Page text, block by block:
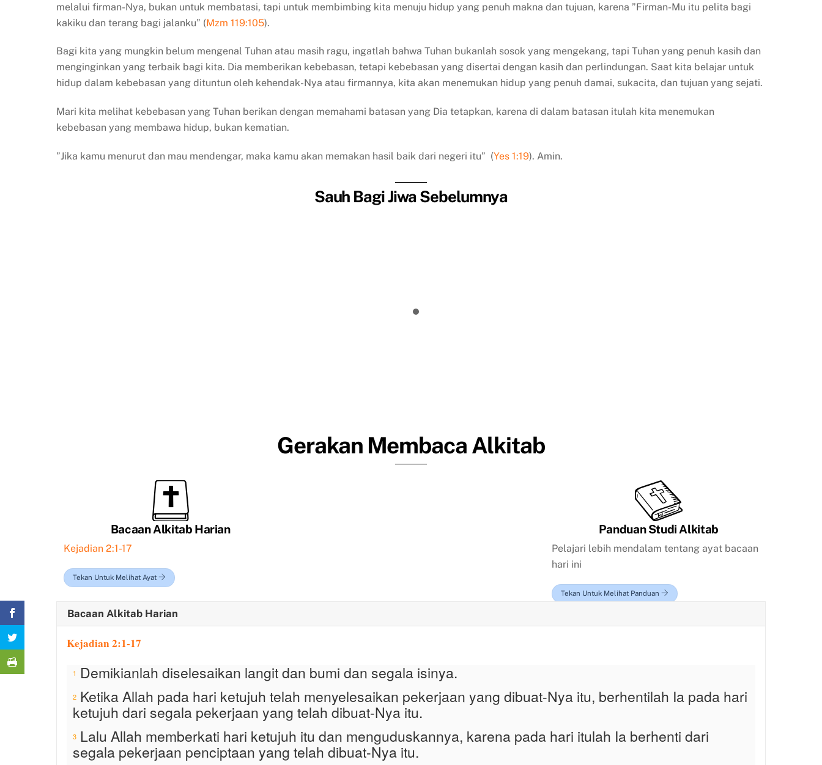
melalui firman-Nya, bukan untuk membatasi, tapi untuk membimbing kita menuju hidup yang penuh makna dan tujuan, karena ”Firman-Mu itu pelita bagi
kakiku dan terang bagi jalanku” (Mzm 119:105).
Bagi kita yang mungkin belum mengenal Tuhan atau masih ragu, ingatlah bahwa Tuhan bukanlah sosok yang mengekang, tapi Tuhan yang penuh kasih dan
menginginkan yang terbaik bagi kita. Dia memberikan kebebasan, tetapi kebebasan yang disertai dengan kasih dan perlindungan. Saat kita belajar untuk
hidup dalam kebebasan yang dituntun oleh kehendak-Nya atau firmannya, kita akan menemukan hidup yang penuh damai, sukacita, dan tujuan yang sejati.
Mari kita melihat kebebasan yang Tuhan berikan dengan memahami batasan yang Dia tetapkan, karena di dalam batasan itulah kita menemukan
kebebasan yang membawa hidup, bukan kematian.
”Jika kamu menurut dan mau mendengar, maka kamu akan memakan hasil baik dari negeri itu” (Yes 1:19). Amin.
Sauh Bagi Jiwa Sebelumnya
Gerakan Membaca Alkitab
Bacaan Alkitab Harian
Kejadian 2:1-17
Tekan Untuk Melihat Ayat
Panduan Studi Alkitab
Pelajari lebih mendalam tentang ayat bacaan
hari ini
Tekan Untuk Melihat Panduan
Bacaan Alkitab Harian
Kejadian 2:1-17
1 Demikianlah diselesaikan langit dan bumi dan segala isinya.
2 Ketika Allah pada hari ketujuh telah menyelesaikan pekerjaan yang dibuat-Nya itu, berhentilah Ia pada hari
ketujuh dari segala pekerjaan yang telah dibuat-Nya itu.
3 Lalu Allah memberkati hari ketujuh itu dan menguduskannya, karena pada hari itulah Ia berhenti dari
segala pekerjaan penciptaan yang telah dibuat-Nya itu.